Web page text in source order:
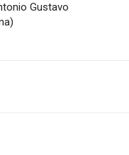
Gustavo